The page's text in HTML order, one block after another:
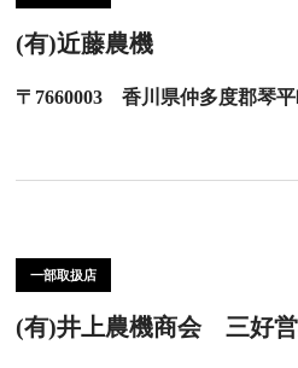
(有)近藤農機
〒7660003 香川県仲多度郡琴平
一部取扱店
(有)井上農機商会 三好